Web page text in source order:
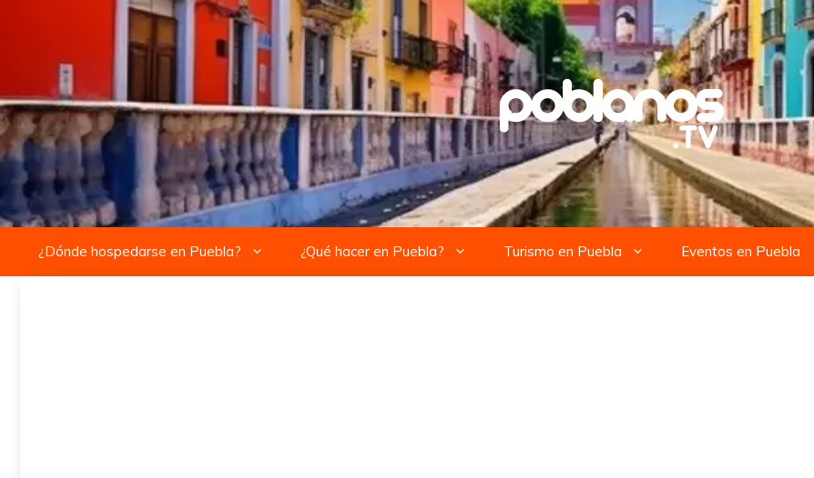
contenido
¿Dónde hospedarse en Puebla? ¿Qué hacer en Puebla? Turismo en Puebla Eventos en Puebla